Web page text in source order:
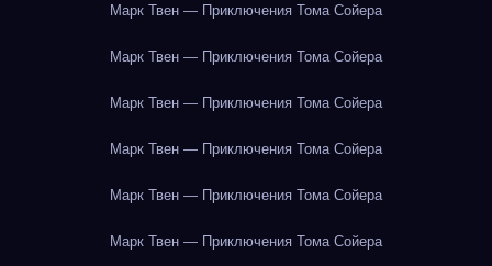
Марк Твен — Приключения Тома Сойера
Марк Твен — Приключения Тома Сойера
Марк Твен — Приключения Тома Сойера
Марк Твен — Приключения Тома Сойера
Марк Твен — Приключения Тома Сойера
Марк Твен — Приключения Тома Сойера